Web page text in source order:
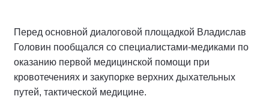
Перед основной диалоговой площадкой Владислав
Головин пообщался со специалистами-медиками по
оказанию первой медицинской помощи при
кровотечениях и закупорке верхних дыхательных
путей, тактической медицине.